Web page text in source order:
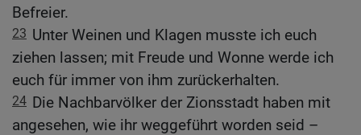
Befreier.
23 Unter Weinen und Klagen musste ich euch
ziehen lassen; mit Freude und Wonne werde ich
euch für immer von ihm zurückerhalten.
24 Die Nachbarvölker der Zionsstadt haben mit
angesehen, wie ihr weggeführt worden seid –